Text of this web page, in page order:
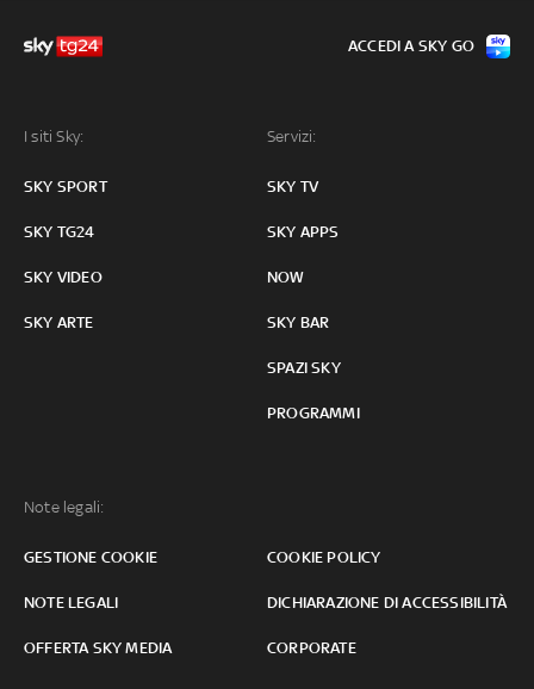
I siti Sky:
SKY SPORT
SKY TG24
SKY VIDEO
SKY ARTE
Servizi:
SKY TV
SKY APPS
NOW
SKY BAR
SPAZI SKY
PROGRAMMI
Note legali:
GESTIONE COOKIE COOKIE POLICY
NOTE LEGALI DICHIARAZIONE DI ACCESSIBILITÀ
OFFERTA SKY MEDIA CORPORATE
ACCEDI A SKY GO